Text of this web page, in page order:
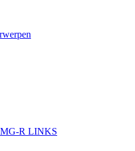
MG-R LINKS